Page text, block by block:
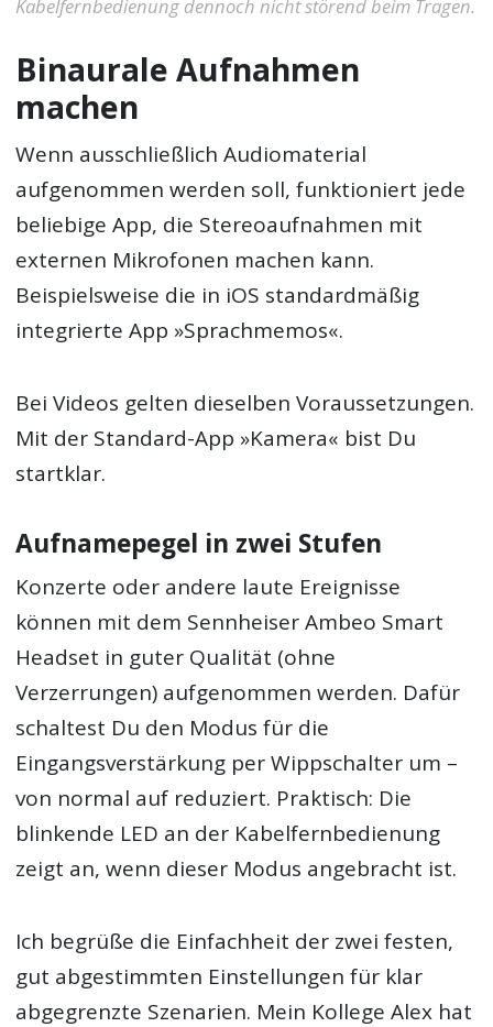
Kabelfernbedienung dennoch nicht störend beim Tragen.
Binaurale Aufnahmen
machen
Wenn ausschließlich Audiomaterial
aufgenommen werden soll, funktioniert jede
beliebige App, die Stereoaufnahmen mit
externen Mikrofonen machen kann.
Beispielsweise die in iOS standardmäßig
integrierte App »Sprachmemos«.
Bei Videos gelten dieselben Voraussetzungen.
Mit der Standard-App »Kamera« bist Du
startklar.
Aufnamepegel in zwei Stufen
Konzerte oder andere laute Ereignisse
können mit dem Sennheiser Ambeo Smart
Headset in guter Qualität (ohne
Verzerrungen) aufgenommen werden. Dafür
schaltest Du den Modus für die
Eingangsverstärkung per Wippschalter um –
von normal auf reduziert. Praktisch: Die
blinkende LED an der Kabelfernbedienung
zeigt an, wenn dieser Modus angebracht ist.
Ich begrüße die Einfachheit der zwei festen,
gut abgestimmten Einstellungen für klar
abgegrenzte Szenarien. Mein Kollege Alex hat